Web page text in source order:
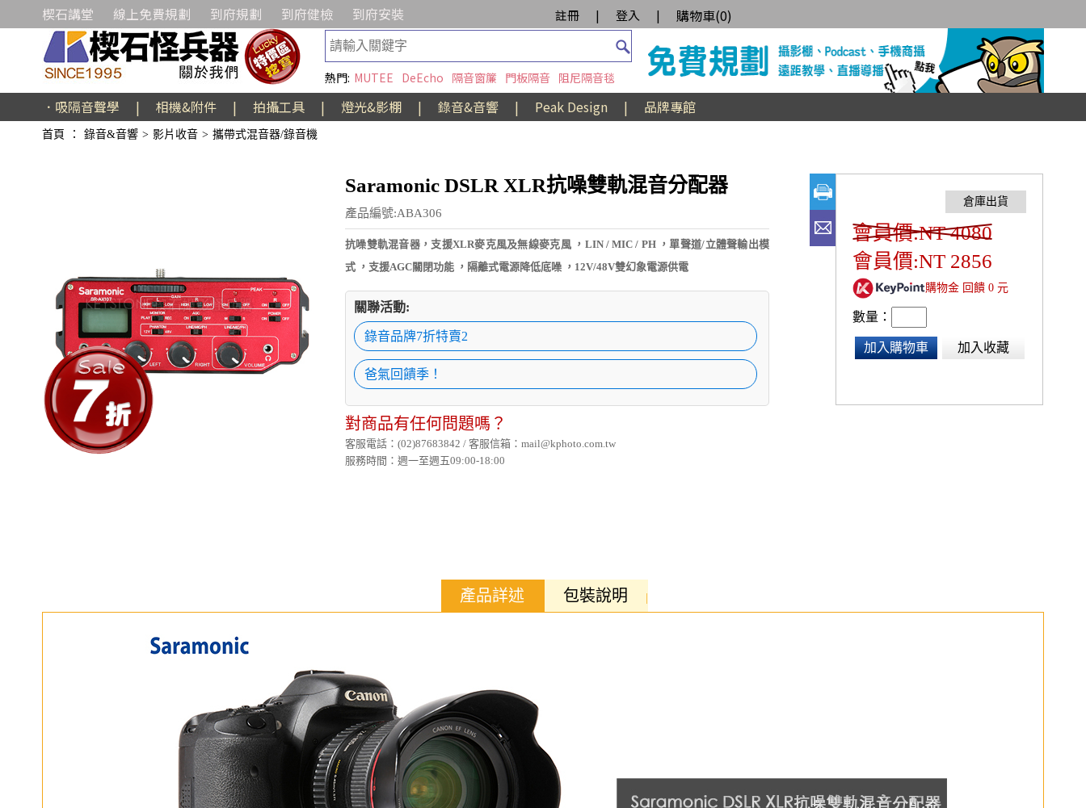
楔石講堂 線上免費規劃 到府規劃 到府健檢 到府安裝 註冊 | 登入 | 購物車(0)
熱門: MUTEE DeEcho 隔音窗簾 門板隔音 阻尼隔音毯
．吸隔音聲學 | 相機&附件 | 拍攝工具 | 燈光&影棚 | 錄音&音響 | Peak Design | 品牌專館
首頁 ： 錄音&音響 > 影片收音 > 攜帶式混音器/錄音機
Saramonic DSLR XLR抗噪雙軌混音分配器
產品編號:ABA306
抗噪雙軌混音器，支援XLR麥克風及無線麥克風 ，LIN / MIC / PH ，單聲道/立體聲輸出模
式 ，支援AGC關閉功能 ，隔離式電源降低底噪 ，12V/48V雙幻象電源供電
關聯活動:
錄音品牌7折特賣2
爸氣回饋季！
對商品有任何問題嗎？
客服電話：(02)87683842 / 客服信箱：mail@kphoto.com.tw
服務時間：週一至週五09:00-18:00
會員價:NT 4080
會員價:NT 2856
購物金 回饋 0 元
數量：
加入購物車 加入收藏
產品詳述 包裝說明